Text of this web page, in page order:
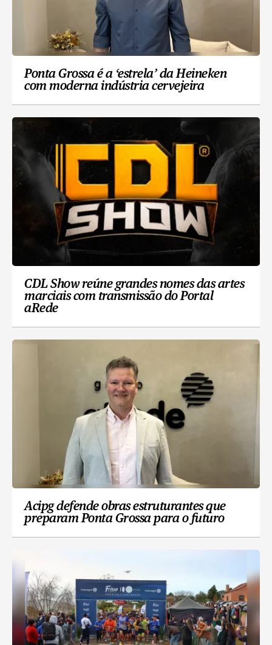
Ponta Grossa é a ‘estrela’ da Heineken
com moderna indústria cervejeira
CDL Show reúne grandes nomes das artes
marciais com transmissão do Portal
aRede
Acipg defende obras estruturantes que
preparam Ponta Grossa para o futuro